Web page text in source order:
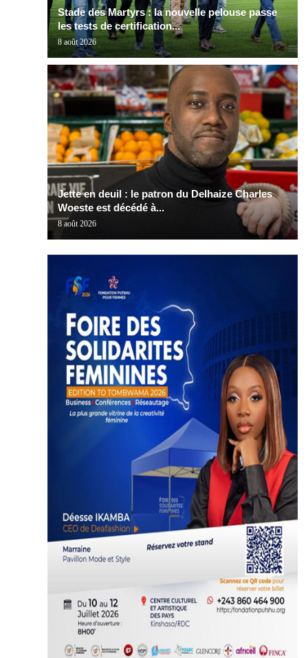
Stade des Martyrs : la nouvelle pelouse passe
les tests de certification...
8 août 2026
Jette en deuil : le patron du Delhaize Charles
Woeste est décédé à...
8 août 2026